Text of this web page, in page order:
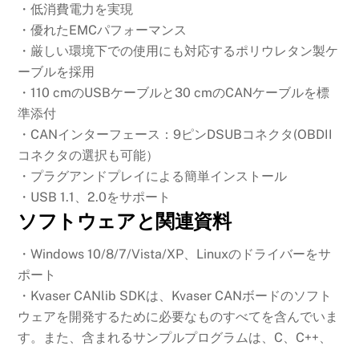
・低消費電力を実現
・優れたEMCパフォーマンス
・厳しい環境下での使用にも対応するポリウレタン製ケ
ーブルを採用
・110 cmのUSBケーブルと30 cmのCANケーブルを標
準添付
・CANインターフェース：9ピンDSUBコネクタ(OBDII
コネクタの選択も可能）
・プラグアンドプレイによる簡単インストール
・USB 1.1、2.0をサポート
ソフトウェアと関連資料
・Windows 10/8/7/Vista/XP、Linuxのドライバーをサ
ポート
・Kvaser CANlib SDKは、Kvaser CANボードのソフト
ウェアを開発するために必要なものすべてを含んでいま
す。また、含まれるサンプルプログラムは、C、C++、